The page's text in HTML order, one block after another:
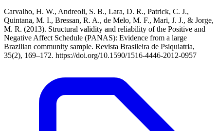
Carvalho, H. W., Andreoli, S. B., Lara, D. R., Patrick, C. J.,
Quintana, M. I., Bressan, R. A., de Melo, M. F., Mari, J. J., & Jorge,
M. R. (2013). Structural validity and reliability of the Positive and
Negative Affect Schedule (PANAS): Evidence from a large
Brazilian community sample. Revista Brasileira de Psiquiatria,
35(2), 169–172. https://doi.org/10.1590/1516-4446-2012-0957